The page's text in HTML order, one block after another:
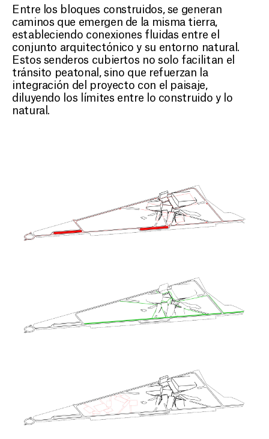
Entre los bloques construidos, se generan
caminos que emergen de la misma tierra,
estableciendo conexiones fluidas entre el
conjunto arquitectónico y su entorno natural.
Estos senderos cubiertos no solo facilitan el
tránsito peatonal, sino que refuerzan la
integración del proyecto con el paisaje,
diluyendo los límites entre lo construido y lo
natural.